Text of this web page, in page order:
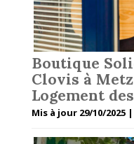
Boutique
Clovis à
Logement
Mis à jour 29/10/2025